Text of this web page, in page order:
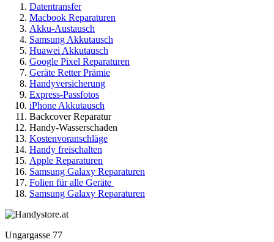
Datentransfer
Macbook Reparaturen
Akku-Austausch
Samsung Akkutausch
Huawei Akkutausch
Google Pixel Reparaturen
Geräte Retter Prämie
Handyversicherung
Express-Passfotos
iPhone Akkutausch
Backcover Reparatur
Handy-Wasserschaden
Kostenvoranschläge
Handy freischalten
Apple Reparaturen
Samsung Galaxy Reparaturen
Folien für alle Geräte
Samsung Galaxy Reparaturen
Ungargasse 77